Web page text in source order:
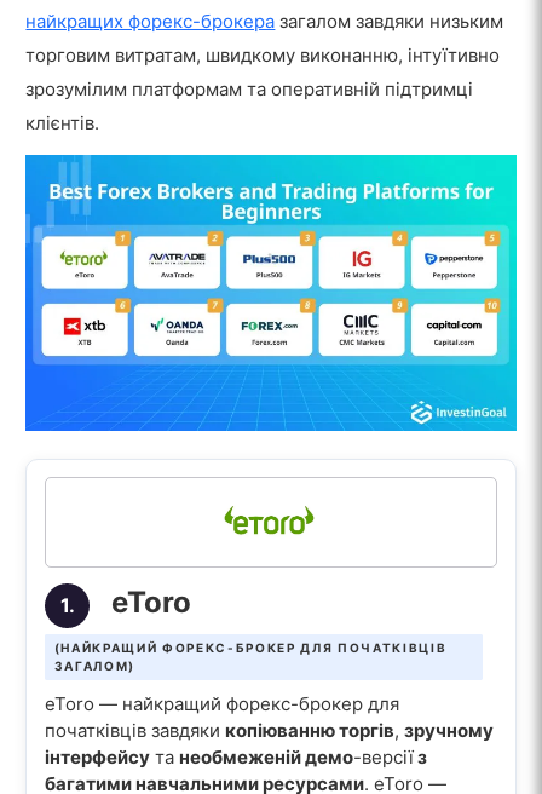
найкращих форекс-брокера загалом завдяки низьким
торговим витратам, швидкому виконанню, інтуїтивно
зрозумілим платформам та оперативній підтримці
клієнтів.
1. eToro
(НАЙКРАЩИЙ ФОРЕКС-БРОКЕР ДЛЯ ПОЧАТКІВЦІВ
ЗАГАЛОМ)
eToro — найкращий форекс-брокер для
початківців завдяки копіюванню торгів, зручному
інтерфейсута необмеженій демо-версіїз
багатими навчальними ресурсами. eToro —